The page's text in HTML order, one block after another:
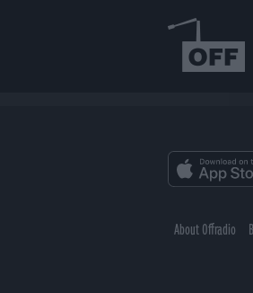
About Offradio